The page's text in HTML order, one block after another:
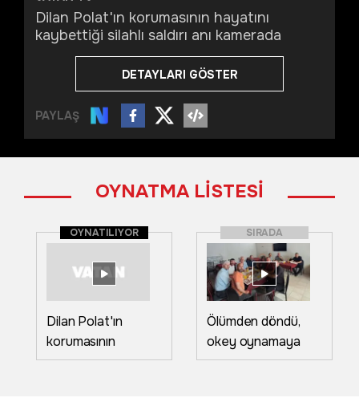
Dilan Polat'ın korumasının hayatını
kaybettiği silahlı saldırı anı kamerada
DETAYLARI GÖSTER
PAYLAŞ
OYNATMA LİSTESİ
OYNATILIYOR
Dilan Polat'ın
korumasının
hayatını kaybettiği
SIRADA
Ölümden döndü,
okey oynamaya
kaldığı yerden